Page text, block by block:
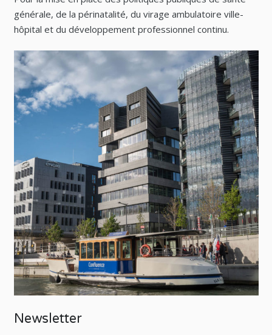
générale, de la périnatalité, du virage ambulatoire ville-
hôpital et du développement professionnel continu.
Newsletter